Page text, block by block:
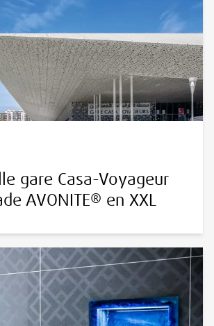
gare Casa-Voyageur
AVONITE® en XXL